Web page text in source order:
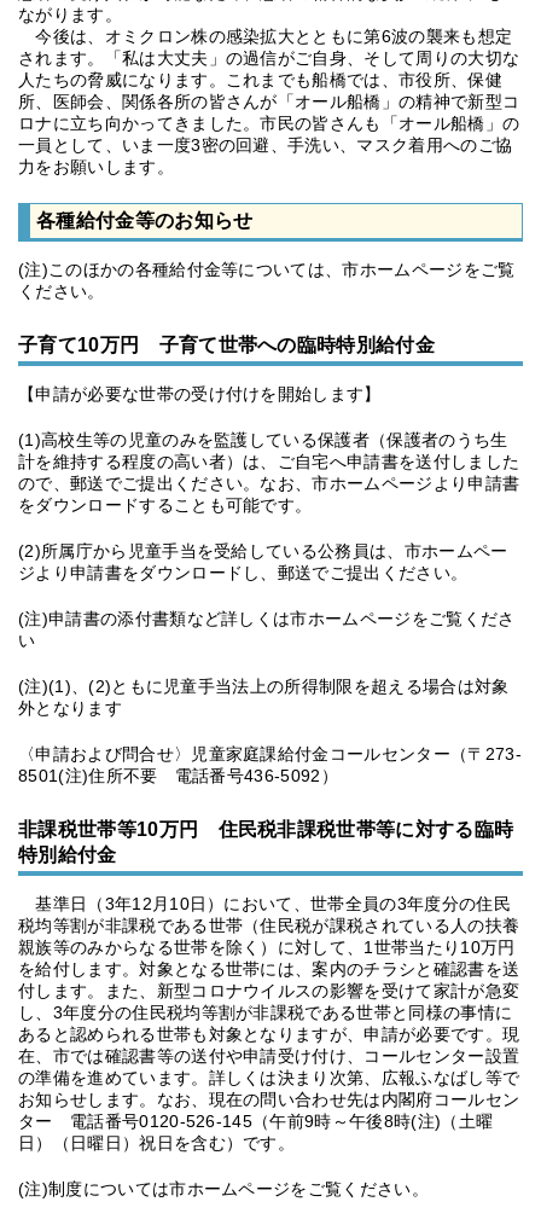
ながります。
今後は、オミクロン株の感染拡大とともに第6波の襲来も想定
されます。「私は大丈夫」の過信がご自身、そして周りの大切な
人たちの脅威になります。これまでも船橋では、市役所、保健
所、医師会、関係各所の皆さんが「オール船橋」の精神で新型コ
ロナに立ち向かってきました。市民の皆さんも「オール船橋」の
一員として、いま一度3密の回避、手洗い、マスク着用へのご協
力をお願いします。
各種給付金等のお知らせ
(注)このほかの各種給付金等については、市ホームページをご覧
ください。
子育て10万円 子育て世帯への臨時特別給付金
【申請が必要な世帯の受け付けを開始します】
(1)高校生等の児童のみを監護している保護者（保護者のうち生
計を維持する程度の高い者）は、ご自宅へ申請書を送付しました
ので、郵送でご提出ください。なお、市ホームページより申請書
をダウンロードすることも可能です。
(2)所属庁から児童手当を受給している公務員は、市ホームペー
ジより申請書をダウンロードし、郵送でご提出ください。
(注)申請書の添付書類など詳しくは市ホームページをご覧くださ
い
(注)(1)、(2)ともに児童手当法上の所得制限を超える場合は対象
外となります
〈申請および問合せ〉児童家庭課給付金コールセンター（〒273-
8501(注)住所不要 電話番号436-5092）
非課税世帯等10万円 住民税非課税世帯等に対する臨時
特別給付金
基準日（3年12月10日）において、世帯全員の3年度分の住民
税均等割が非課税である世帯（住民税が課税されている人の扶養
親族等のみからなる世帯を除く）に対して、1世帯当たり10万円
を給付します。対象となる世帯には、案内のチラシと確認書を送
付します。また、新型コロナウイルスの影響を受けて家計が急変
し、3年度分の住民税均等割が非課税である世帯と同様の事情に
あると認められる世帯も対象となりますが、申請が必要です。現
在、市では確認書等の送付や申請受け付け、コールセンター設置
の準備を進めています。詳しくは決まり次第、広報ふなばし等で
お知らせします。なお、現在の問い合わせ先は内閣府コールセン
ター 電話番号0120-526-145（午前9時～午後8時(注)（土曜
日）（日曜日）祝日を含む）です。
(注)制度については市ホームページをご覧ください。